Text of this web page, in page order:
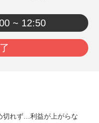
~ 12:50
切れず…利益が上がらな